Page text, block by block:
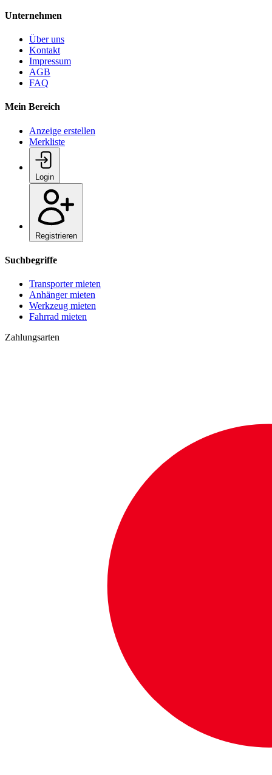
Unternehmen
Über uns
Kontakt
Impressum
AGB
FAQ
Mein Bereich
Anzeige erstellen
Merkliste
Login
Registrieren
Suchbegriffe
Transporter mieten
Anhänger mieten
Werkzeug mieten
Fahrrad mieten
Zahlungsarten